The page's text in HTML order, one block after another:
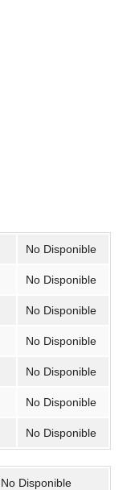
No Disponible
No Disponible
No Disponible
No Disponible
No Disponible
No Disponible
No Disponible
No Disponible